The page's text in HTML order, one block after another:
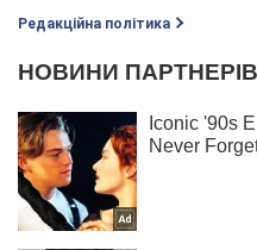
Редакційна політика